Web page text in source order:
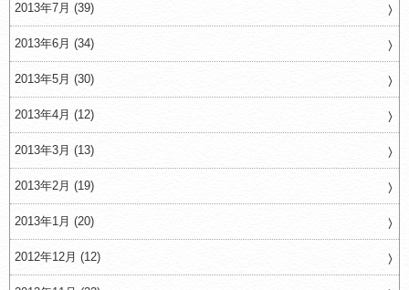
2013年7月 (39)
2013年6月 (34)
2013年5月 (30)
2013年4月 (12)
2013年3月 (13)
2013年2月 (19)
2013年1月 (20)
2012年12月 (12)